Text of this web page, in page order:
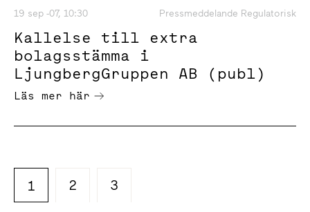
19 sep -07, 10:30 Pressmeddelande Regulatorisk
Kallelse till extra
bolagsstämma i
LjungbergGruppen AB (publ)
Läs mer här
1 2 3